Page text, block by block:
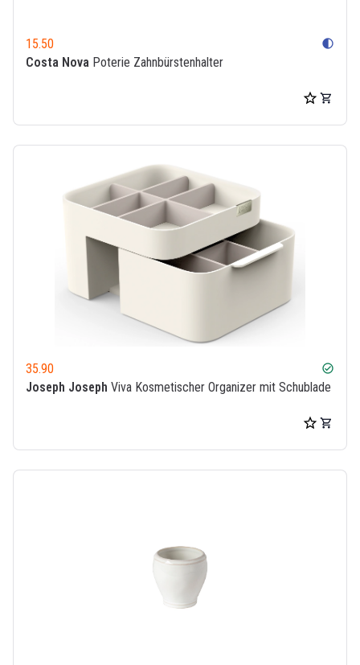
15.50 contrast
Costa Nova Poterie Zahnbürstenhalter
35.90 check_circle
Joseph Joseph Viva Kosmetischer Organizer mit Schublade